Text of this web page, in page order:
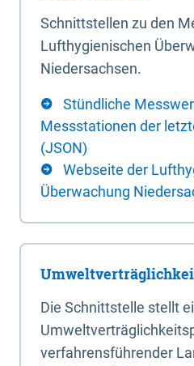
Schnittstellen zu den
Lufthygienischen
Niedersachsen.
Stündliche
Messstationen der
(JSON)
Webseite der
Überwachung
Die Schnittstelle stellt
verfahrensführender